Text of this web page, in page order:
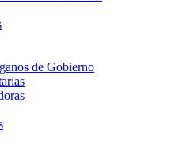
de Gobierno